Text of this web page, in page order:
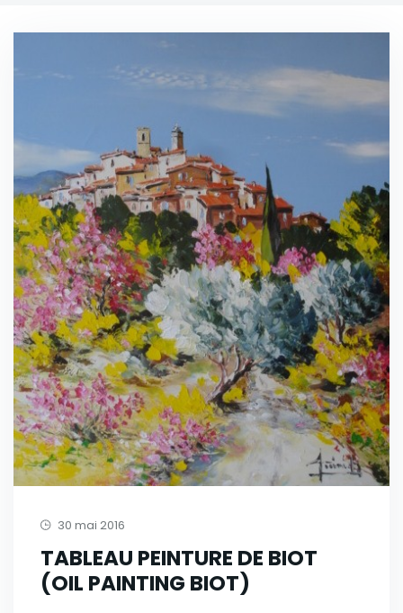
30 mai 2016
TABLEAU PEINTURE DE BIOT
(OIL PAINTING BIOT)